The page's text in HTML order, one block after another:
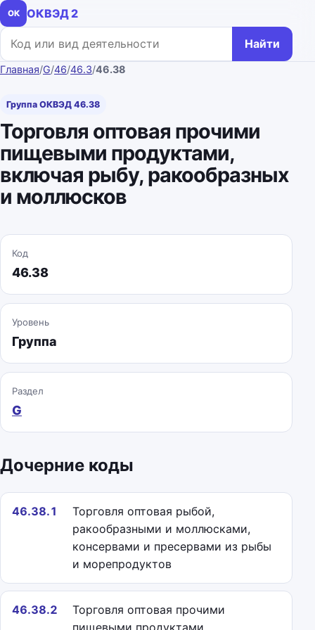
ОК
ОКВЭД 2
Поиск по коду или названию
Найти
Главная/G/46/46.3/46.38
Группа ОКВЭД 46.38
Торговля оптовая прочими
пищевыми продуктами,
включая рыбу, ракообразных
и моллюсков
Код
46.38
Уровень
Группа
Раздел
G
Дочерние коды
46.38.1
Торговля оптовая рыбой,
ракообразными и моллюсками,
консервами и пресервами из рыбы
и морепродуктов
46.38.2
Торговля оптовая прочими
пищевыми продуктами